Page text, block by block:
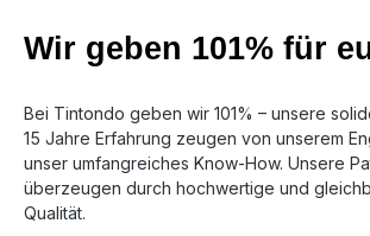
Wir geben 101% für
Bei Tintondo geben wir 101% – unsere
15 Jahre Erfahrung zeugen von unserem
unser umfangreiches Know-How. Unsere
überzeugen durch hochwertige und
Qualität.